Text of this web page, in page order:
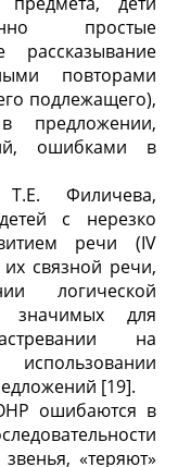
простые
рассказывание
повторами
подлежащего),
предложении,
ошибками в
Филичева,
с нерезко
речи (IV
связной речи,
логической
значимых для
на
[19].
ошибаются в
«теряют»